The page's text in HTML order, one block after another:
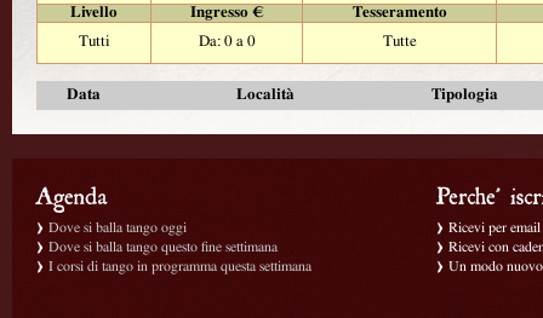
Livello
Ingresso €
Tesseramento
Tutti
Da: 0 a 0 Tutte
Data Località Tipologia
Dove si balla tango oggi
Dove si balla tango questo fine settimana
I corsi di tango in programma questa settimana
Ricevi per
Ricevi con
Un modo